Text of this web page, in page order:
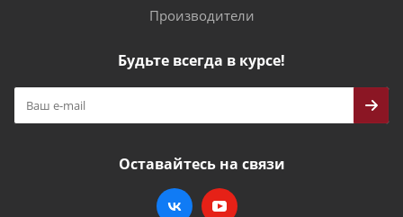
Производители
Будьте всегда в курсе!
Оставайтесь на связи